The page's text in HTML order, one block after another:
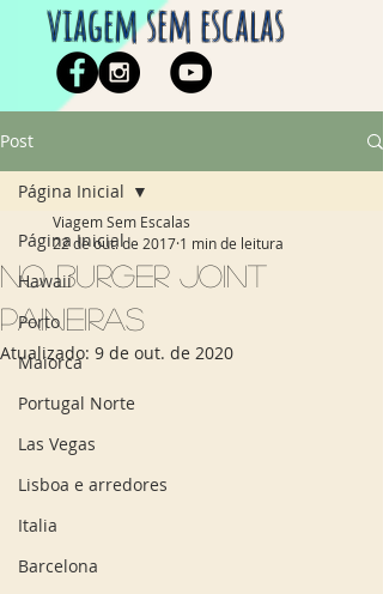
viagem sem escalas
Post
Página Inicial
Hawaii
Porto
Maiorca
Portugal Norte
Las Vegas
Lisboa e arredores
Italia
Barcelona
Página Inicial
No Burger Joint
Paineiras
Viagem Sem Escalas
22 de out. de 2017 1 min de leitura
Atualizado: 9 de out. de 2020